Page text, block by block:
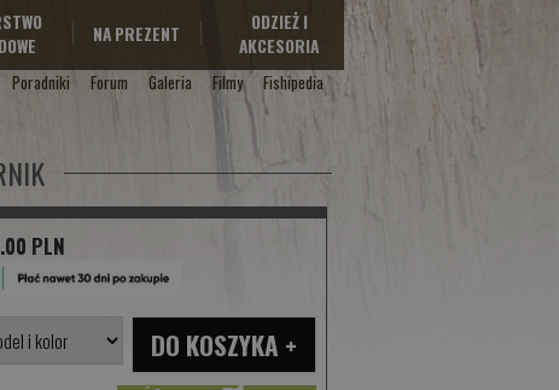
NA PREZENT
ODZIEŻ I
AKCESORIA
Poradniki Forum Galeria Filmy
Fishipedia
PLN